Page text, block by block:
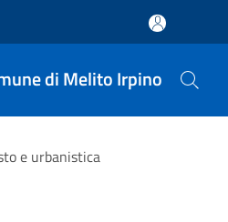
di Melito Irpino
e urbanistica